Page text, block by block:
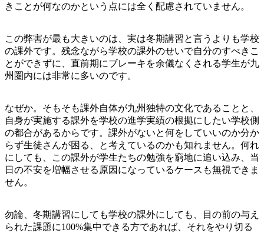
きことが何なのかという点には全く配慮されていません。
この弊害が最も大きいのは、実は冬期講習と言うよりも学校
の課外です。残念ながら学校の課外のせいで自分のすべきこ
とができずに、直前期にブレーキを余儀なくされる学生が九
州圏内には非常に多いのです。
なぜか。そもそも課外自体が九州独特の文化であることと、
自身が実施する課外を学校の進学実績の根拠にしたい学校側
の都合があるからです。課外がないと何をしていいのか分か
らず生徒さんが困る、と考えているのかも知れません。何れ
にしても、この課外が学生たちの勉強を窮地に追い込み、当
日の不安を増幅させる原因になっているケースも無視できま
せん。
勿論、冬期講習にしても学校の課外にしても、目の前の与え
られた課題に100%集中できる方であれば、それをやり切る